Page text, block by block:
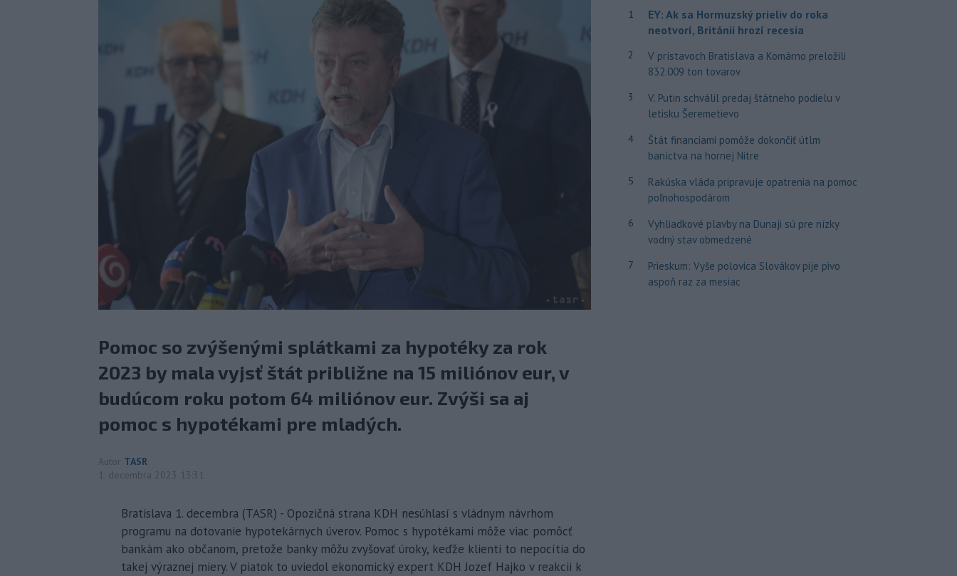
Pomoc so zvýšenými splátkami za hypotéky za rok
2023 by mala vyjsť štát približne na 15 miliónov eur, v
budúcom roku potom 64 miliónov eur. Zvýši sa aj
pomoc s hypotékami pre mladých.
Autor TASR
1. decembra 2023 13:31
Bratislava 1. decembra (TASR) - Opozičná strana KDH nesúhlasí s vládnym návrhom
programu na dotovanie hypotekárnych úverov. Pomoc s hypotékami môže viac pomôcť
bankám ako občanom, pretože banky môžu zvyšovať úroky, keďže klienti to nepocítia do
takej výraznej miery. V piatok to uviedol ekonomický expert KDH Jozef Hajko v reakcii k
1
EY: Ak sa Hormuzský prieliv do roka
neotvorí, Británii hrozí recesia
2
V prístavoch Bratislava a Komárno preložili
832.009 ton tovarov
3
V. Putin schválil predaj štátneho podielu v
letisku Šeremetievo
4
Štát financiami pomôže dokončiť útlm
baníctva na hornej Nitre
5
Rakúska vláda pripravuje opatrenia na pomoc
poľnohospodárom
6
Vyhliadkové plavby na Dunaji sú pre nízky
vodný stav obmedzené
7
Prieskum: Vyše polovica Slovákov pije pivo
aspoň raz za mesiac